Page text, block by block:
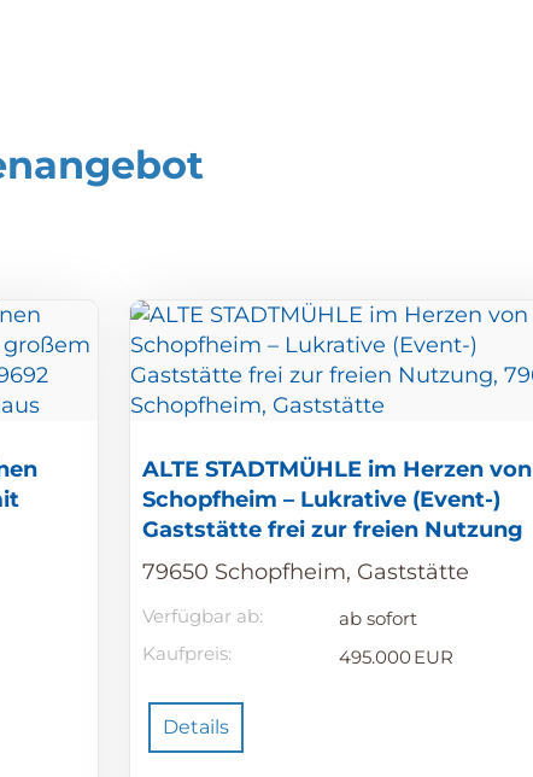
ALTE STADTMÜHLE im Herzen von
Schopfheim – Lukrative (Event-)
Gaststätte frei zur freien Nutzung
79650 Schopfheim, Gaststätte
Verfügbar ab:
ab sofort
Kaufpreis:
495.000 EUR
Details